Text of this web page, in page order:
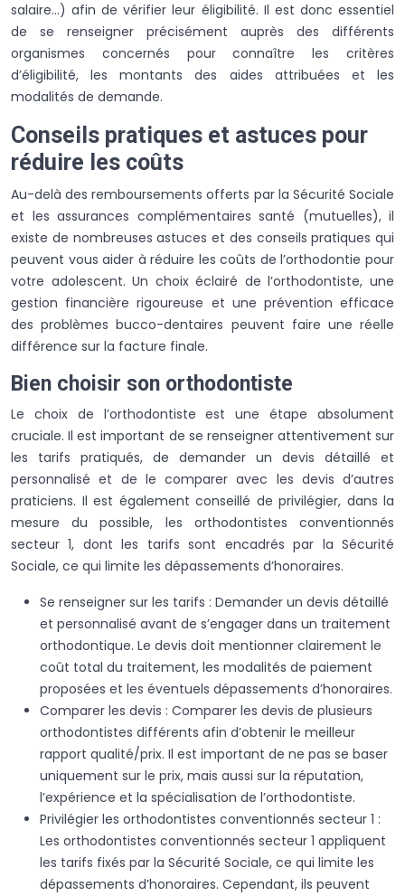
salaire…) afin de vérifier leur éligibilité. Il est donc essentiel
de se renseigner précisément auprès des différents
organismes concernés pour connaître les critères
d’éligibilité, les montants des aides attribuées et les
modalités de demande.
Conseils pratiques et astuces pour
réduire les coûts
Au-delà des remboursements offerts par la Sécurité Sociale
et les assurances complémentaires santé (mutuelles), il
existe de nombreuses astuces et des conseils pratiques qui
peuvent vous aider à réduire les coûts de l’orthodontie pour
votre adolescent. Un choix éclairé de l’orthodontiste, une
gestion financière rigoureuse et une prévention efficace
des problèmes bucco-dentaires peuvent faire une réelle
différence sur la facture finale.
Bien choisir son orthodontiste
Le choix de l’orthodontiste est une étape absolument
cruciale. Il est important de se renseigner attentivement sur
les tarifs pratiqués, de demander un devis détaillé et
personnalisé et de le comparer avec les devis d’autres
praticiens. Il est également conseillé de privilégier, dans la
mesure du possible, les orthodontistes conventionnés
secteur 1, dont les tarifs sont encadrés par la Sécurité
Sociale, ce qui limite les dépassements d’honoraires.
Se renseigner sur les tarifs : Demander un devis détaillé
et personnalisé avant de s’engager dans un traitement
orthodontique. Le devis doit mentionner clairement le
coût total du traitement, les modalités de paiement
proposées et les éventuels dépassements d’honoraires.
Comparer les devis : Comparer les devis de plusieurs
orthodontistes différents afin d’obtenir le meilleur
rapport qualité/prix. Il est important de ne pas se baser
uniquement sur le prix, mais aussi sur la réputation,
l’expérience et la spécialisation de l’orthodontiste.
Privilégier les orthodontistes conventionnés secteur 1 :
Les orthodontistes conventionnés secteur 1 appliquent
les tarifs fixés par la Sécurité Sociale, ce qui limite les
dépassements d’honoraires. Cependant, ils peuvent